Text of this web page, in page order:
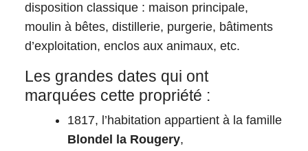
disposition classique : maison principale,
moulin à bêtes, distillerie, purgerie, bâtiments
d’exploitation, enclos aux animaux, etc.
Les grandes dates qui ont
marquées cette propriété :
1817, l’habitation appartient à la famille
Blondel la Rougery,